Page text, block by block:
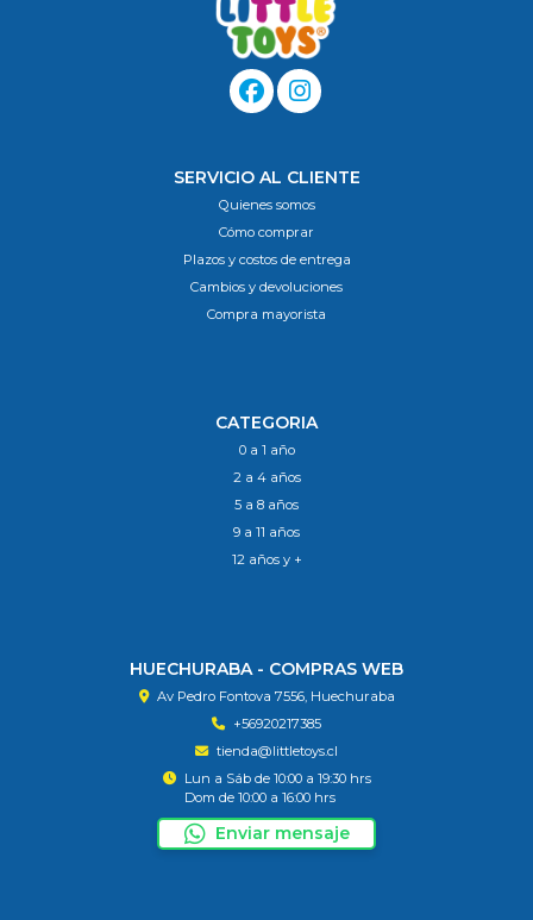
SERVICIO AL CLIENTE
Quienes somos
Cómo comprar
Plazos y costos de entrega
Cambios y devoluciones
Compra mayorista
CATEGORIA
0 a 1 año
2 a 4 años
5 a 8 años
9 a 11 años
12 años y +
HUECHURABA - COMPRAS WEB
Av Pedro Fontova 7556, Huechuraba
+56920217385
tienda@littletoys.cl
Lun a Sáb de 10:00 a 19:30 hrs
Dom de 10:00 a 16:00 hrs
Enviar mensaje